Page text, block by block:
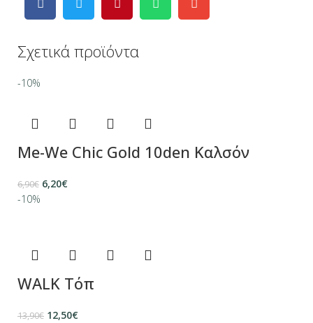
Σχετικά προϊόντα
-10%
Me-We Chic Gold 10den Καλσόν
6,90€ 6,20€
-10%
WALK Τόπ
13,90€ 12,50€